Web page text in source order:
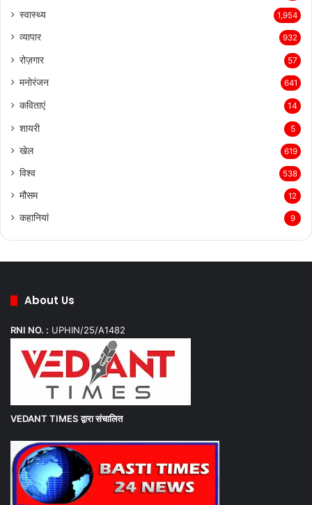
स्वास्थ्य 1,954
व्यापार 932
रोज़गार 57
मनोरंजन 641
कविताएं 14
शायरी 5
खेल 619
विश्व 538
मौसम 12
कहानियां 9
About Us
RNI NO. : UPHIN/25/A1482
VEDANT TIMES द्वारा संचालित